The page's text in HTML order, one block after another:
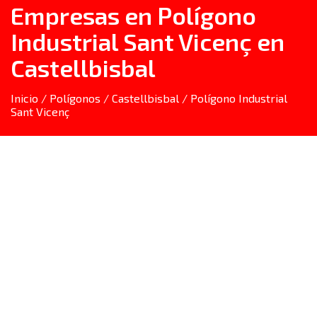
Empresas en Polígono
Industrial Sant Vicenç en
Castellbisbal
Inicio / Polígonos / Castellbisbal / Polígono Industrial
Sant Vicenç